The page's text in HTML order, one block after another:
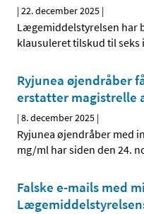
|22. december 2025 |
Lægemiddelstyrelsen har
klausuleret tilskud til
Ryjunea øjendråber
erstatter magistrelle
|8. december 2025 |
Ryjunea øjendråber med
mg/ml har siden den 24.
Falske e-mails med